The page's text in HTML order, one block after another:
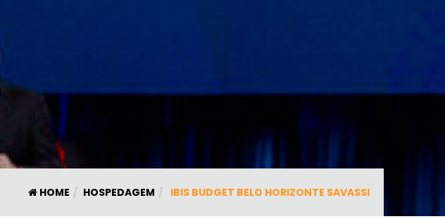
HOME HOSPEDAGEM IBIS BUDGET BELO HORIZONTE SAVASSI